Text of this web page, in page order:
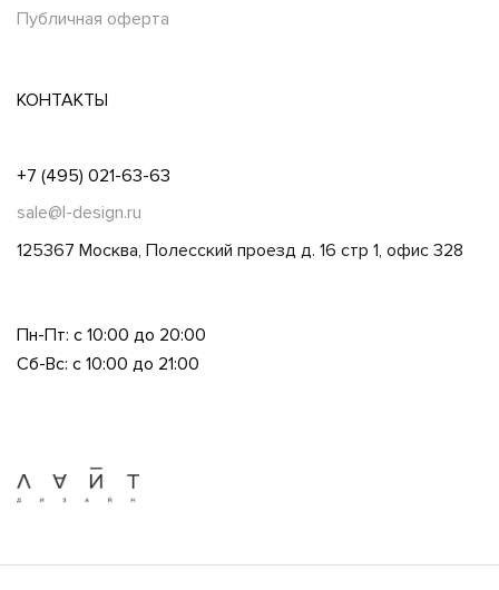
Публичная оферта
КОНТАКТЫ
+7 (495) 021-63-63
sale@l-design.ru
125367 Москва, Полесский проезд д. 16 стр 1, офис 328
Пн-Пт: с 10:00 до 20:00
Сб-Вс: с 10:00 до 21:00